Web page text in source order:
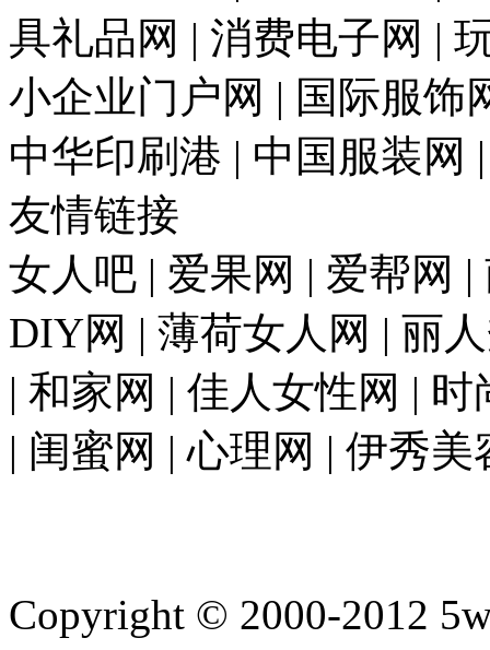
具礼品网 | 消费电子网 |
小企业门户网 | 国际服饰
中华印刷港 | 中国服装网
友情链接
女人吧 | 爱果网 | 爱帮网
DIY网 | 薄荷女人网 | 丽
| 和家网 | 佳人女性网 |
| 闺蜜网 | 心理网 | 伊秀美
Copyright © 2000-2012